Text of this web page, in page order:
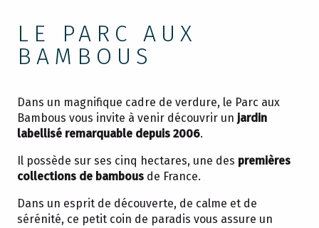
LE PARC AUX
BAMBOUS
Dans un magnifique cadre de verdure, le Parc aux
Bambous vous invite à venir découvrir un jardin
labellisé remarquable depuis 2006.
Il possède sur ses cinq hectares, une des premières
collections de bambous de France.
Dans un esprit de découverte, de calme et de
sérénité, ce petit coin de paradis vous assure un